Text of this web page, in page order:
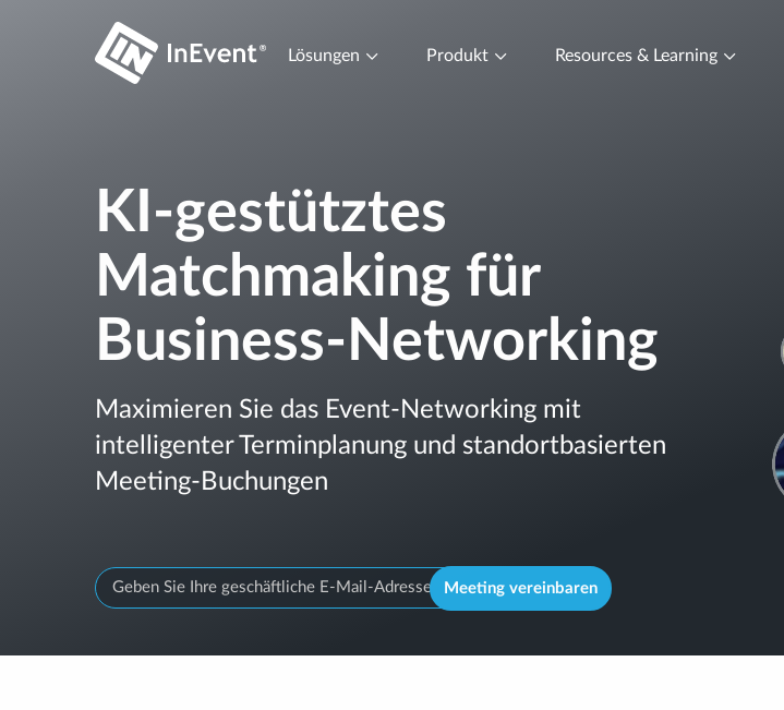
Lösungen Produkt Resources & Learning
KI-gestütztes
Matchmaking für
Business-Networking
Maximieren Sie das Event-Networking mit
intelligenter Terminplanung und standortbasierten
Meeting-Buchungen
Meeting vereinbaren